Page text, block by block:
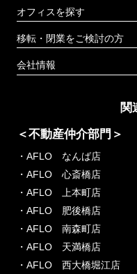
オフィスを探す
移転・閉業をご検討の方
会社情報
関
＜不動産仲介部門＞
・AFLO なんば店
・AFLO 心斎橋店
・AFLO 上本町店
・AFLO 肥後橋店
・AFLO 南森町店
・AFLO 天満橋店
・AFLO 西大橋堀江店